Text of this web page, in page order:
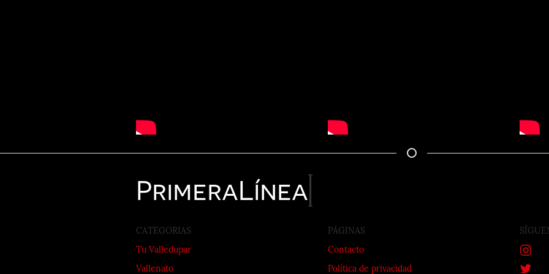
PrimeraLínea
CATEGORIAS
Tu Valledupar
Vallenato
PÁGINAS
Contacto
Política de privacidad